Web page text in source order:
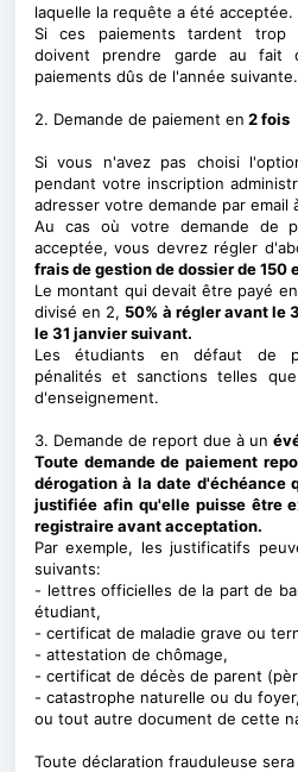
laquelle la requête a été acceptée.
Si ces paiements tardent trop
doivent prendre garde au fait
paiements dûs de l'année suivante.
2. Demande de paiement en 2 fois
Si vous n'avez pas choisi
pendant votre inscription
adresser votre demande par email
Au cas où votre demande de
acceptée, vous devrez régler
frais de gestion de dossier de 150
Le montant qui devait être payé
divisé en 2, 50% à régler avant le
le 31 janvier suivant.
Les étudiants en défaut de
pénalités et sanctions telles
d'enseignement.
3. Demande de report due à un
Toute demande de paiement
dérogation à la date d'échéance
justifiée afin qu'elle puisse être
registraire avant acceptation.
Par exemple, les justificatifs
suivants:
- lettres officielles de la part de
étudiant,
- certificat de maladie grave ou
- attestation de chômage,
- certificat de décès de parent
- catastrophe naturelle ou du foyer,
ou tout autre document de cette
Toute déclaration frauduleuse